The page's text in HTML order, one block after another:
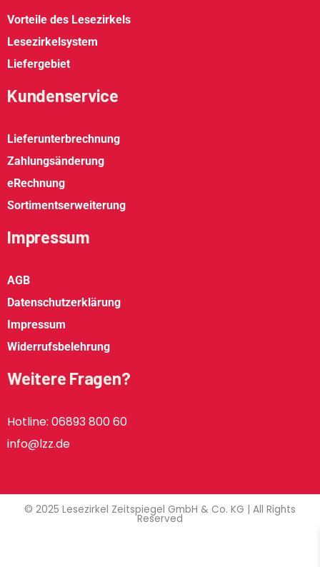
Vorteile des Lesezirkels
Lesezirkelsystem
Liefergebiet
Kundenservice
Lieferunterbrechnung
Zahlungsänderung
eRechnung
Sortimentserweiterung
Impressum
AGB
Datenschutzerklärung
Impressum
Widerrufsbelehrung
Weitere Fragen?
Hotline: 06893 800 60
info@lzz.de
© 2025 Lesezirkel Zeitspiegel GmbH & Co. KG | All Rights
Reserved